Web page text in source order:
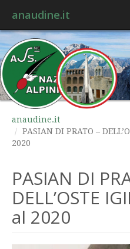
anaudine.it
anaudine.it
PASIAN DI PRATO –
2020
PASIAN DI
DELL’OSTE
al 2020